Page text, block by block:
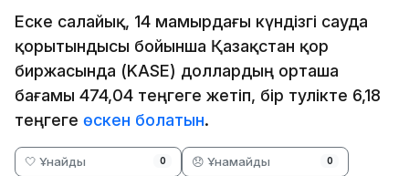
Еске салайық, 14 мамырдағы күндізгі сауда
қорытындысы бойынша Қазақстан қор
биржасында (KASE) доллардың орташа
бағамы 474,04 теңгеге жетіп, бір тәулікте 6,18
теңгеге өскен болатын.
🤍 Ұнайды 0 😞 Ұнамайды 0